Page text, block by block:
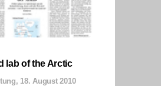
lab of the Arctic
18. August 2010